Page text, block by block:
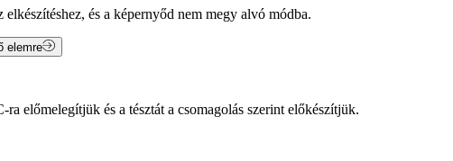
és a képernyőd nem megy alvó módba.
elemre
ra előmelegítjük és a tésztát a csomagolás szerint előkészítjük.